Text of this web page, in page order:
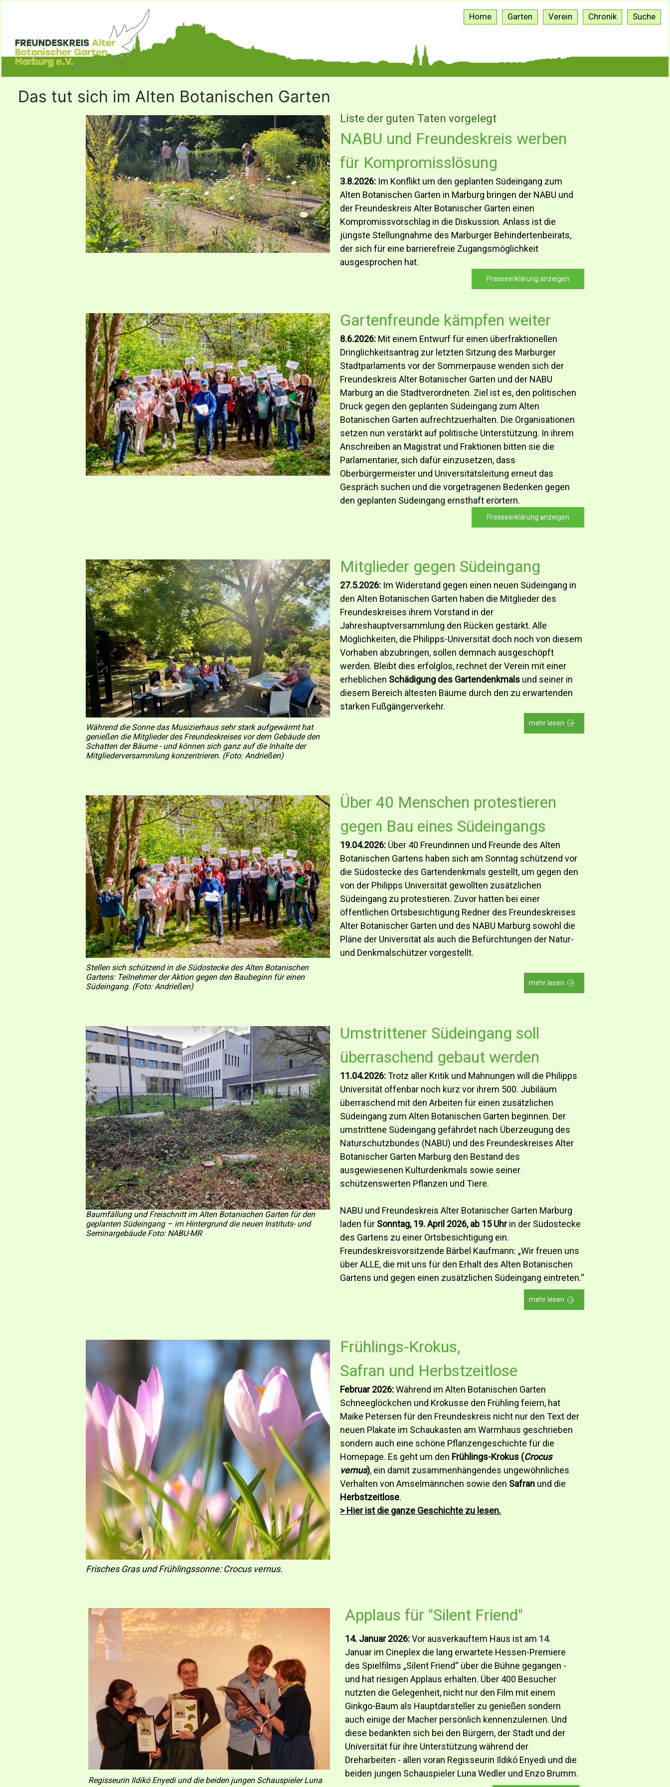
Home Garten Verein Chronik Suche
Das tut sich im Alten Botanischen Garten
Liste der guten Taten vorgelegt
NABU und Freundeskreis werben
für Kompromisslösung
3.8.2026: Im Konflikt um den geplanten Südeingang zum
Alten Botanischen Garten in Marburg bringen der NABU und
der Freundeskreis Alter Botanischer Garten einen
Kompromissvorschlag in die Diskussion. Anlass ist die
jüngste Stellungnahme des Marburger Behindertenbeirats,
der sich für eine barrierefreie Zugangsmöglichkeit
ausgesprochen hat.
Presseerklärung anzeigen
Gartenfreunde kämpfen weiter
8.6.2026: Mit einem Entwurf für einen überfraktionellen
Dringlichkeitsantrag zur letzten Sitzung des Marburger
Stadtparlaments vor der Sommerpause wenden sich der
Freundeskreis Alter Botanischer Garten und der NABU
Marburg an die Stadtverordneten. Ziel ist es, den politischen
Druck gegen den geplanten Südeingang zum Alten
Botanischen Garten aufrechtzuerhalten. Die Organisationen
setzen nun verstärkt auf politische Unterstützung. In ihrem
Anschreiben an Magistrat und Fraktionen bitten sie die
Parlamentarier, sich dafür einzusetzen, dass
Oberbürgermeister und Universitätsleitung erneut das
Gespräch suchen und die vorgetragenen Bedenken gegen
den geplanten Südeingang ernsthaft erörtern.
Presseerklärung anzeigen
Während die Sonne das Musizierhaus sehr stark aufgewärmt hat
genießen die Mitglieder des Freundeskreises vor dem Gebäude den
Schatten der Bäume - und können sich ganz auf die Inhalte der
Mitgliederversammlung konzentrieren. (Foto: Andrießen)
Mitglieder gegen Südeingang
27.5.2026: Im Widerstand gegen einen neuen Südeingang in
den Alten Botanischen Garten haben die Mitglieder des
Freundeskreises ihrem Vorstand in der
Jahreshauptversammlung den Rücken gestärkt. Alle
Möglichkeiten, die Philipps-Universität doch noch von diesem
Vorhaben abzubringen, sollen demnach ausgeschöpft
werden. Bleibt dies erfolglos, rechnet der Verein mit einer
erheblichen Schädigung des Gartendenkmals und seiner in
diesem Bereich ältesten Bäume durch den zu erwartenden
starken Fußgängerverkehr.
mehr lesen
Stellen sich schützend in die Südostecke des Alten Botanischen
Gartens: Teilnehmer der Aktion gegen den Baubeginn für einen
Südeingang. (Foto: Andrießen)
Über 40 Menschen protestieren
gegen Bau eines Südeingangs
19.04.2026: Über 40 Freundinnen und Freunde des Alten
Botanischen Gartens haben sich am Sonntag schützend vor
die Südostecke des Gartendenkmals gestellt, um gegen den
von der Philipps Universität gewollten zusätzlichen
Südeingang zu protestieren. Zuvor hatten bei einer
öffentlichen Ortsbesichtigung Redner des Freundeskreises
Alter Botanischer Garten und des NABU Marburg sowohl die
Pläne der Universität als auch die Befürchtungen der Natur-
und Denkmalschützer vorgestellt.
mehr lesen
Baumfällung und Freischnitt im Alten Botanischen Garten für den
geplanten Südeingang – im Hintergrund die neuen Instituts- und
Seminargebäude Foto: NABU-MR
Umstrittener Südeingang soll
überraschend gebaut werden
11.04.2026:Trotz aller Kritik und Mahnungen will die Philipps
Universität offenbar noch kurz vor ihrem 500. Jubiläum
überraschend mit den Arbeiten für einen zusätzlichen
Südeingang zum Alten Botanischen Garten beginnen. Der
umstrittene Südeingang gefährdet nach Überzeugung des
Naturschutzbundes (NABU) und des Freundeskreises Alter
Botanischer Garten Marburg den Bestand des
ausgewiesenen Kulturdenkmals sowie seiner
schützenswerten Pflanzen und Tiere.
NABU und Freundeskreis Alter Botanischer Garten Marburg
laden für Sonntag, 19. April 2026, ab 15 Uhrin der Südostecke
des Gartens zu einer Ortsbesichtigung ein.
Freundeskreisvorsitzende Bärbel Kaufmann: „Wir freuen uns
über ALLE, die mit uns für den Erhalt des Alten Botanischen
Gartens und gegen einen zusätzlichen Südeingang eintreten.“
mehr lesen
Frisches Gras und Frühlingssonne: Crocus vernus.
Frühlings-Krokus,
Safran und Herbstzeitlose
Februar 2026:Während im Alten Botanischen Garten
Schneeglöckchen und Krokusse den Frühling feiern, hat
Maike Petersen für den Freundeskreis nicht nur den Text der
neuen Plakate im Schaukasten am Warmhaus geschrieben
sondern auch eine schöne Pflanzengeschichte für die
Homepage. Es geht um den Frühlings-Krokus (Crocus
vernus), ein damit zusammenhängendes ungewöhnliches
Verhalten von Amselmännchen sowie den Safran und die
Herbstzeitlose.
> Hier ist die ganze Geschichte zu lesen.
Regisseurin Ildikó Enyedi und die beiden jungen Schauspieler Luna
Applaus für "Silent Friend"
14. Januar 2026:Vor ausverkauftem Haus ist am 14.
Januar im Cineplex die lang erwartete Hessen-Premiere
des Spielfilms „Silent Friend“ über die Bühne gegangen -
und hat riesigen Applaus erhalten. Über 400 Besucher
nutzten die Gelegenheit, nicht nur den Film mit einem
Ginkgo-Baum als Hauptdarsteller zu genießen sondern
auch einige der Macher persönlich kennenzulernen. Und
diese bedankten sich bei den Bürgern, der Stadt und der
Universität für ihre Unterstützung während der
Dreharbeiten - allen voran Regisseurin Ildikó Enyedi und die
beiden jungen Schauspieler Luna Wedler und Enzo Brumm.